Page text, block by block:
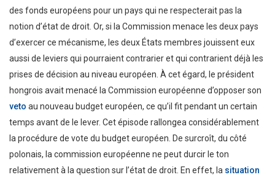
des fonds européens pour un pays qui ne respecterait pas la
notion d’état de droit. Or, si la Commission menace les deux pays
d’exercer ce mécanisme, les deux États membres jouissent eux
aussi de leviers qui pourraient contrarier et qui contrarient déjà les
prises de décision au niveau européen. À cet égard, le président
hongrois avait menacé la Commission européenne d’opposer son
veto au nouveau budget européen, ce qu’il fit pendant un certain
temps avant de le lever. Cet épisode rallongea considérablement
la procédure de vote du budget européen. De surcroît, du côté
polonais, la commission européenne ne peut durcir le ton
relativement à la question sur l’état de droit. En effet, la situation